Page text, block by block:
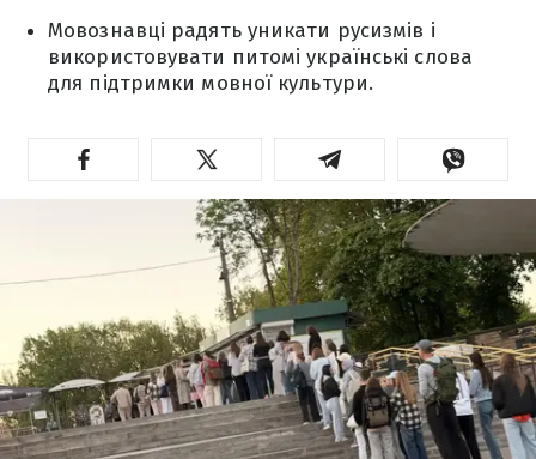
Мовознавці радять уникати русизмів і
використовувати питомі українські слова
для підтримки мовної культури.